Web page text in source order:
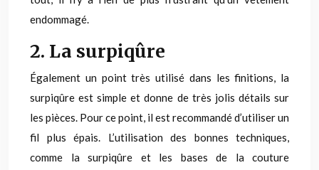
endommagé.
2. La surpiqûre
Également un point très utilisé dans les finitions, la
surpiqûre est simple et donne de très jolis détails sur
les pièces. Pour ce point, il est recommandé d’utiliser un
fil plus épais. L’utilisation des bonnes techniques,
comme la surpiqûre et les bases de la couture